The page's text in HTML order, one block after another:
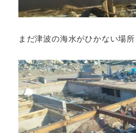
まだ津波の海水がひかない場所